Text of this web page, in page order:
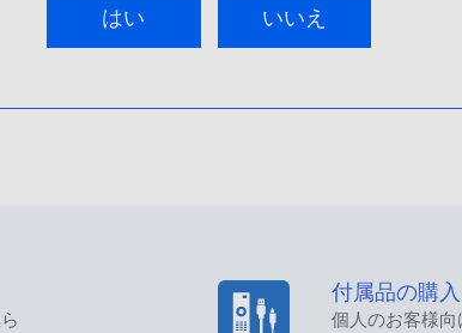
はい いいえ
付属品の購入
個人のお客様